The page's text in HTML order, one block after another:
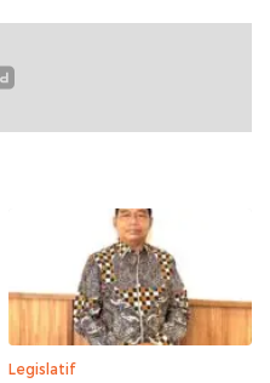
Legislatif